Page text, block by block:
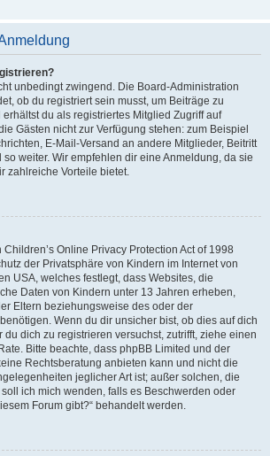
unbedingt zwingend. Die Board-Administration
ob du registriert sein musst, um Beiträge zu
du als registriertes Mitglied Zugriff auf
Gästen nicht zur Verfügung stehen: zum Beispiel
E-Mail-Versand an andere Mitglieder, Beitritt
weiter. Wir empfehlen dir eine Anmeldung, da sie
zahlreiche Vorteile bietet.
Online Privacy Protection Act of 1998
der Privatsphäre von Kindern im Internet von
USA, welches festlegt, dass Websites, die
Daten von Kindern unter 13 Jahren erheben,
Eltern beziehungsweise des oder der
Wenn du dir unsicher bist, ob dies auf dich
du dich zu registrieren versuchst, zutrifft, ziehe einen
Bitte beachte, dass phpBB Limited und der
Rechtsberatung anbieten kann und nicht die
jeglicher Art ist; außer solchen, die
ich mich wenden, falls es Beschwerden oder
Forum gibt?“ behandelt werden.